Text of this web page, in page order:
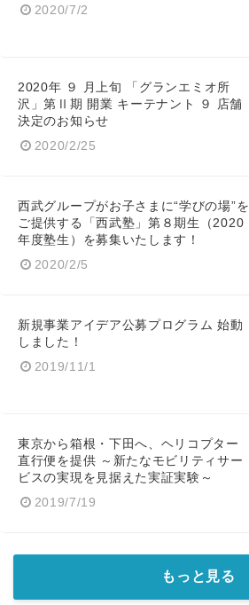
2020/7/2
2020年 ９ 月上旬 「グランエミオ所
沢」第Ⅱ期 開業 キーテナント ９ 店舗
決定のお知らせ
2020/2/25
西武グループがお子さまに“学びの場”を
ご提供する「西武塾」第８期生（2020
年度塾生）を募集いたします！
2020/2/5
新規事業アイデア公募プログラム 始動
しました！
2019/11/1
東京から箱根・下田へ、ヘリコプター
直行便を提供 ～新たなモビリティサー
ビスの実現を見据えた実証実験～
2019/7/19
もっと見る